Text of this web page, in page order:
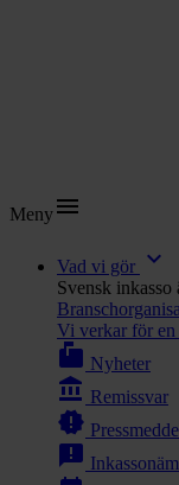
Menymenu
Vad vi gör expand_more
Svensk inkasso
Vi verkar för en
markunread_mailbox Nyheter
account_balance Remissvar
new_releases
announcement